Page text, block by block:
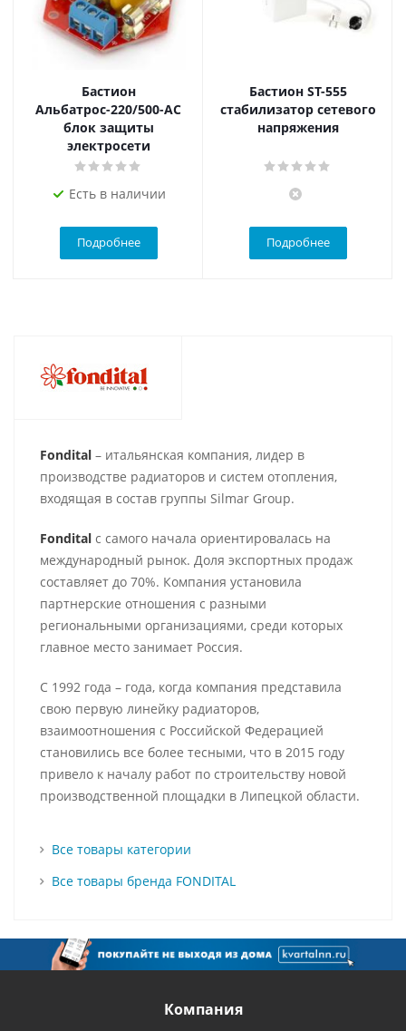
Бастион
Альбатрос-220/500-АС
блок защиты
электросети
Есть в наличии
Подробнее
Бастион ST-555
стабилизатор сетевого
напряжения
Подробнее
Fondital – итальянская компания, лидер в
производстве радиаторов и систем отопления,
входящая в состав группы Silmar Group.
Fondital с самого начала ориентировалась на
международный рынок. Доля экспортных продаж
составляет до 70%. Компания установила
партнерские отношения с разными
региональными организациями, среди которых
главное место занимает Россия.
С 1992 года – года, когда компания представила
свою первую линейку радиаторов,
взаимоотношения с Российской Федерацией
становились все более тесными, что в 2015 году
привело к началу работ по строительству новой
производственной площадки в Липецкой области.
Все товары категории
Все товары бренда FONDITAL
Компания